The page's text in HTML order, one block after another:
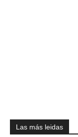
Las más leidas